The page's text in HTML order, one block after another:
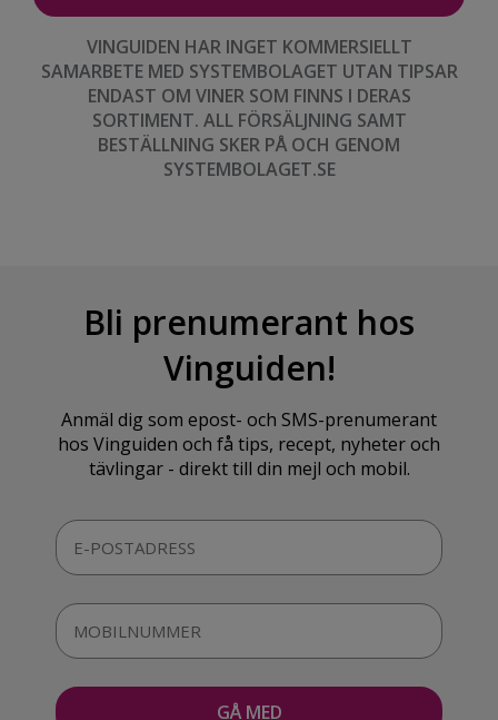
VINGUIDEN HAR INGET KOMMERSIELLT
SAMARBETE MED SYSTEMBOLAGET UTAN TIPSAR
ENDAST OM VINER SOM FINNS I DERAS
SORTIMENT. ALL FÖRSÄLJNING SAMT
BESTÄLLNING SKER PÅ OCH GENOM
SYSTEMBOLAGET.SE
Bli prenumerant hos
Vinguiden!
Anmäl dig som epost- och SMS-prenumerant
hos Vinguiden och få tips, recept, nyheter och
tävlingar - direkt till din mejl och mobil.